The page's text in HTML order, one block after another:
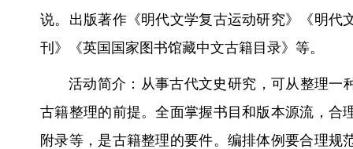
说。出版著作《明代文学复古运动研究》《明代
刊》《英国国家图书馆藏中文古籍目录》等。
活动简介：从事古代文史研究，可从整理
古籍整理的前提。全面掌握书目和版本源流，合
附录等，是古籍整理的要件。编排体例要合理